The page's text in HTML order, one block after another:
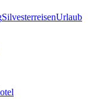
SilvesterreisenUrlaub